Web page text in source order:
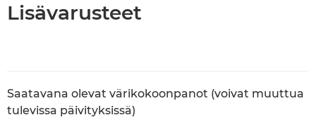
Lisävarusteet
Saatavana olevat värikokoonpanot (voivat muuttua
tulevissa päivityksissä)